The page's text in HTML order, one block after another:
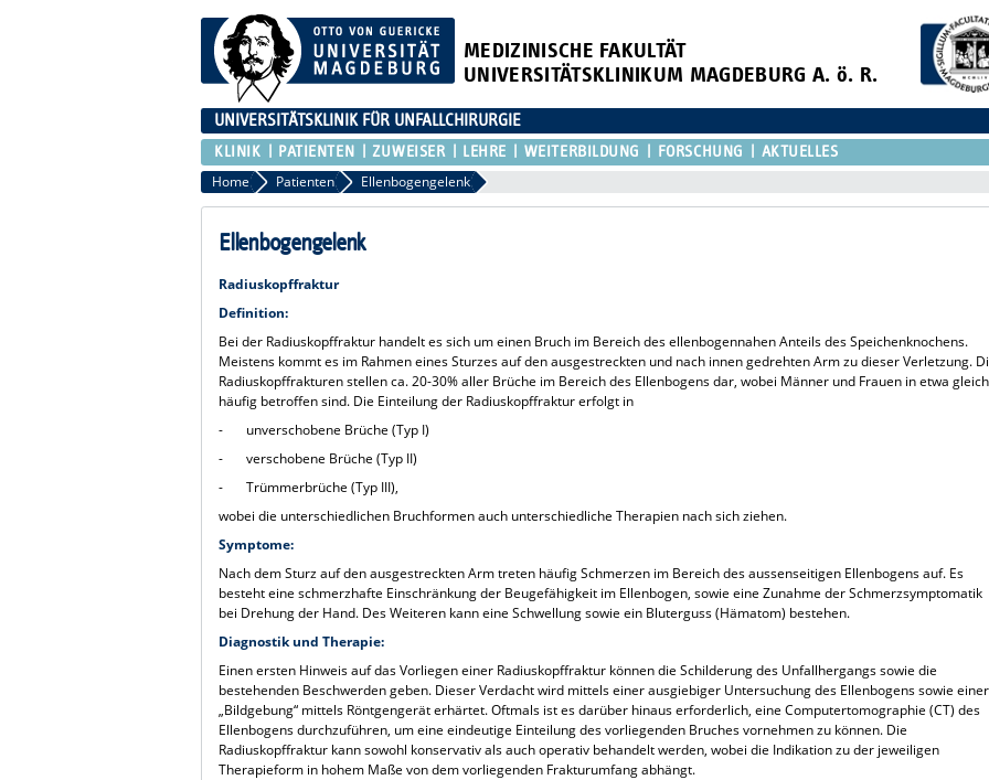
MEDIZINISCHE FAKULTÄT
UNIVERSITÄTSKLINIKUM MAGDEBURG A. ö. R.
UNIVERSITÄTSKLINIK FÜR UNFALLCHIRURGIE
KLINIK PATIENTEN ZUWEISER LEHRE WEITERBILDUNG FORSCHUNG AKTUELLES
Home Patienten Ellenbogengelenk
Ellenbogengelenk
Radiuskopffraktur
Definition:
Bei der Radiuskopffraktur handelt es sich um einen Bruch im Bereich des ellenbogennahen Anteils des Speichenknochens.
Meistens kommt es im Rahmen eines Sturzes auf den ausgestreckten und nach innen gedrehten Arm zu dieser Verletzung.
Radiuskopffrakturen stellen ca. 20-30% aller Brüche im Bereich des Ellenbogens dar, wobei Männer und Frauen in etwa gleich
häufig betroffen sind. Die Einteilung der Radiuskopffraktur erfolgt in
- unverschobene Brüche (Typ I)
- verschobene Brüche (Typ II)
- Trümmerbrüche (Typ III),
wobei die unterschiedlichen Bruchformen auch unterschiedliche Therapien nach sich ziehen.
Symptome:
Nach dem Sturz auf den ausgestreckten Arm treten häufig Schmerzen im Bereich des aussenseitigen Ellenbogens auf. Es
besteht eine schmerzhafte Einschränkung der Beugefähigkeit im Ellenbogen, sowie eine Zunahme der Schmerzsymptomatik
bei Drehung der Hand. Des Weiteren kann eine Schwellung sowie ein Bluterguss (Hämatom) bestehen.
Diagnostik und Therapie:
Einen ersten Hinweis auf das Vorliegen einer Radiuskopffraktur können die Schilderung des Unfallhergangs sowie die
bestehenden Beschwerden geben. Dieser Verdacht wird mittels einer ausgiebiger Untersuchung des Ellenbogens sowie einer
„Bildgebung“ mittels Röntgengerät erhärtet. Oftmals ist es darüber hinaus erforderlich, eine Computertomographie (CT) des
Ellenbogens durchzuführen, um eine eindeutige Einteilung des vorliegenden Bruches vornehmen zu können. Die
Radiuskopffraktur kann sowohl konservativ als auch operativ behandelt werden, wobei die Indikation zu der jeweiligen
Therapieform in hohem Maße von dem vorliegenden Frakturumfang abhängt.